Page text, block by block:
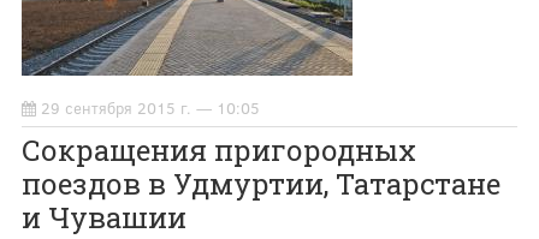
29 сентября 2015 г. — 10:05
Сокращения пригородных
поездов в Удмуртии, Татарстане
и Чувашии